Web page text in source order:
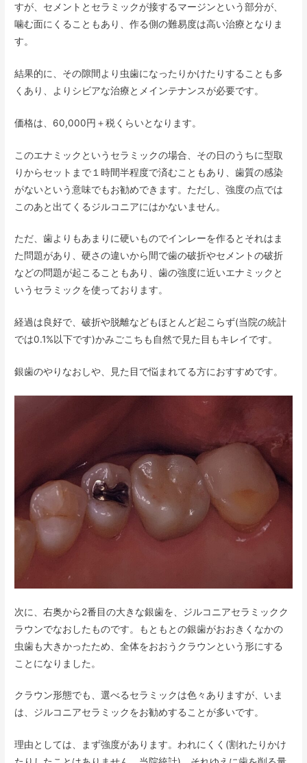
すが、セメントとセラミックが接するマージンという部分が、
噛む面にくることもあり、作る側の難易度は高い治療となりま
す。
結果的に、その隙間より虫歯になったりかけたりすることも多
くあり、よりシビアな治療とメインテナンスが必要です。
価格は、60,000円＋税くらいとなります。
このエナミックというセラミックの場合、その日のうちに型取
りからセットまで１時間半程度で済むこともあり、歯質の感染
がないという意味でもお勧めできます。ただし、強度の点では
このあと出てくるジルコニアにはかないません。
ただ、歯よりもあまりに硬いものでインレーを作るとそれはま
た問題があり、硬さの違いから間で歯の破折やセメントの破折
などの問題が起こることもあり、歯の強度に近いエナミックと
いうセラミックを使っております。
経過は良好で、破折や脱離などもほとんど起こらず(当院の統計
では0.1%以下です)かみごこちも自然で見た目もキレイです。
銀歯のやりなおしや、見た目で悩まれてる方におすすめです。
次に、右奥から2番目の大きな銀歯を、ジルコニアセラミックク
ラウンでなおしたものです。もともとの銀歯がおおきくなかの
虫歯も大きかったため、全体をおおうクラウンという形にする
ことになりました。
クラウン形態でも、選べるセラミックは色々ありますが、いま
は、ジルコニアセラミックをお勧めすることが多いです。
理由としては、まず強度があります。われにくく(割れたりかけ